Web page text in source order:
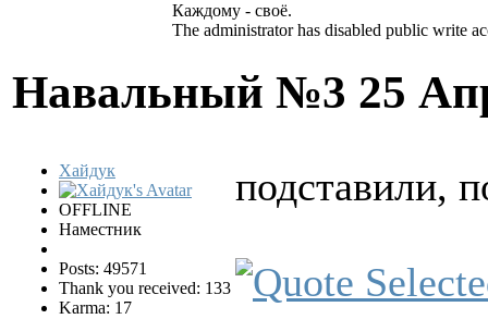
Каждому - своё.
The administrator has disabled public write
Навальный №3 25
Хайдук
OFFLINE
Наместник
Posts: 49571
Thank you received: 133
Karma: 17
подставили,